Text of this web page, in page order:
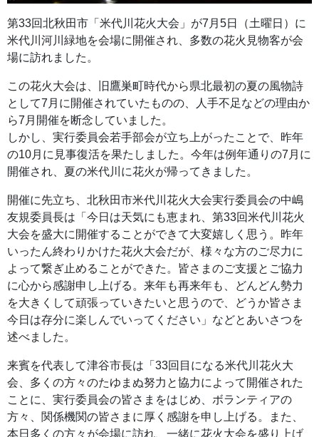
第33回北秋田市「米代川花火大会」が7月5日（土曜日）に
米代川河川緑地を会場に開催され、多数の花火見物客が会
場に訪れました。
この花火大会は、旧鷹巣町時代から県北最初の夏の風物詩
として7月に開催されていたものの、人手不足などの理由か
ら7月開催を断念していました。
しかし、実行委員会若手部会が立ち上がったことで、昨年
の10月に見事復活を果たしました。今年は例年通りの7月に
開催され、夏の米代川に花火が帰ってきました。
開催に先立ち、北秋田市米代川花火大会実行委員会の中嶋
友規委員長は「今日は天気にも恵まれ、第33回米代川花火
大会を盛大に開催することができて大変嬉しく思う。昨年
いったん終わりかけた花火大会だが、様々な方のご尽力に
よって繋ぎ止めることができた。皆さまのご支援とご協力
に心から感謝申し上げる。来年も再来年も、どんどん勢力
を大きくして頑張っていきたいと思うので、どうか皆さま
今日は存分に楽しんでいってください」などとあいさつを
述べました。
来賓を代表して津谷市長は「33回目になる米代川花火大
会、多くの方々のたゆまぬ努力と協力によって開催された
ことに、実行委員会の皆さまをはじめ、ボランティアの
方々、関係機関の皆さまに厚く感謝を申し上げる。また、
本日多くの方々が会場に訪れ、一緒に花火大会を盛り上げ